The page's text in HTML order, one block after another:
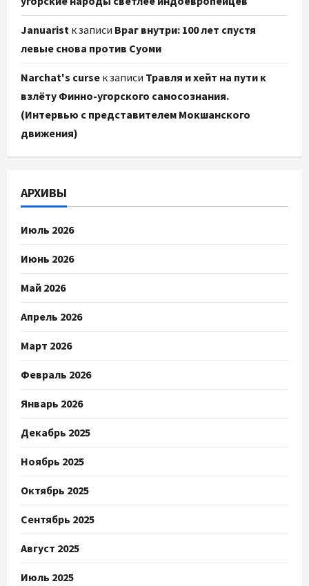
Januarist к записи Враг внутри: 100 лет спустя
левые снова против Суоми
Narchat's curse к записи Травля и хейт на пути к
взлёту Финно-угорского самосознания.
(Интервью с представителем Мокшанского
движения)
АРХИВЫ
Июль 2026
Июнь 2026
Май 2026
Апрель 2026
Март 2026
Февраль 2026
Январь 2026
Декабрь 2025
Ноябрь 2025
Октябрь 2025
Сентябрь 2025
Август 2025
Июль 2025